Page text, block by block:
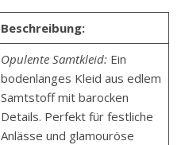
Beschreibung:
Opulente Samtkleid:Ein
bodenlanges Kleid aus edlem
Samtstoff mit barocken
Details. Perfekt für festliche
Anlässe und glamouröse